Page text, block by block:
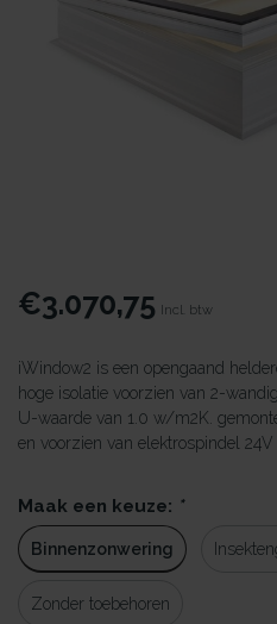
€3.070,75 Incl. btw
iWindow2 is een opengaand
hoge isolatie voorzien van 2-
U-waarde van 1.0 w/m2K.
en voorzien van elektrospindel 24V
Maak een keuze: *
Binnenzonwering
Zonder toebehoren